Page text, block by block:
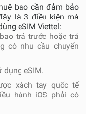
bao cần đảm bảo
là 3 điều kiện mà
eSIM Viettel:
trả trước hoặc trả
có nhu cầu chuyển
dụng eSIM.
xách tay quốc tế
hành iOS phải có